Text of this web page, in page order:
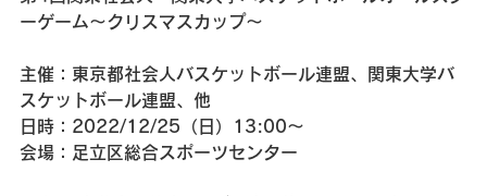
ーゲーム〜クリスマスカップ〜
主催：東京都社会人バスケットボール連盟、関東大学バ
スケットボール連盟、他
日時：2022/12/25（日）13:00～
会場：足立区総合スポーツセンター